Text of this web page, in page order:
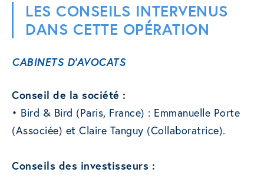
LES CONSEILS INTERVENUS
DANS CETTE OPÉRATION
CABINETS D’AVOCATS
Conseil de la société :
• Bird & Bird (Paris, France) : Emmanuelle Porte
(Associée) et Claire Tanguy (Collaboratrice).
Conseils des investisseurs :